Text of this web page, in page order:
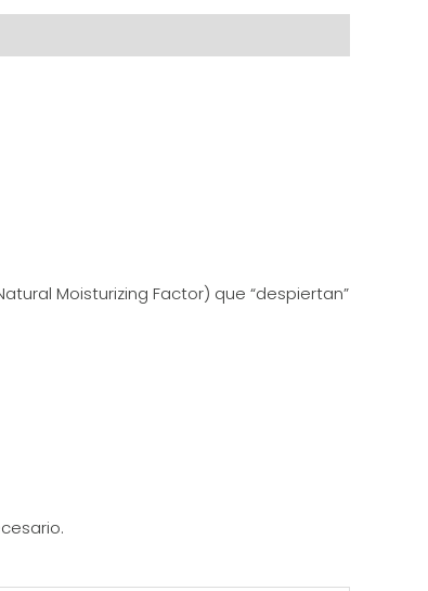
Moisturizing Factor) que “despiertan”